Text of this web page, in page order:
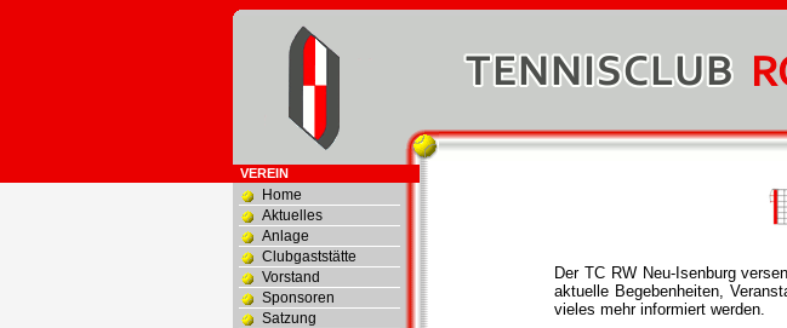
VEREIN
Home
Aktuelles
Anlage
Clubgaststätte
Vorstand
Sponsoren
Satzung
Der TC RW Neu-Isenburg
aktuelle Begebenheiten,
vieles mehr informiert werden.